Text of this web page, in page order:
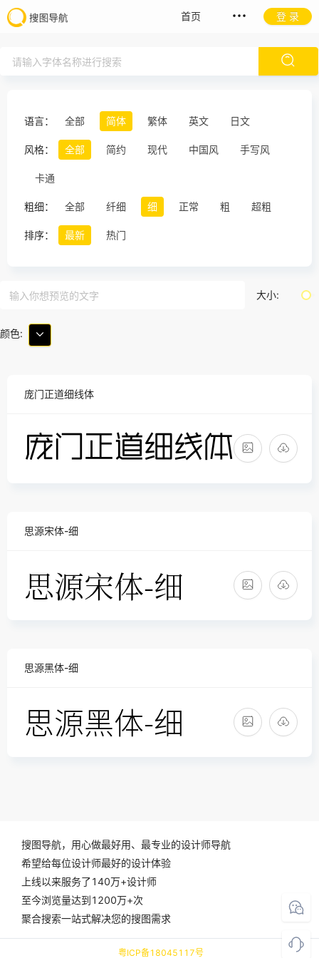
首页 登 录
语言： 全部 简体 繁体 英文 日文
风格： 全部 简约 现代 中国风 手写风
卡通
粗细： 全部 纤细 细 正常 粗 超粗
排序： 最新 热门
大小:
颜色:
庞门正道细线体
思源宋体-细
思源黑体-细
搜图导航，用心做最好用、最专业的设计师导航
希望给每位设计师最好的设计体验
上线以来服务了140万+设计师
至今浏览量达到1200万+次
聚合搜索一站式解决您的搜图需求
粤ICP备18045117号